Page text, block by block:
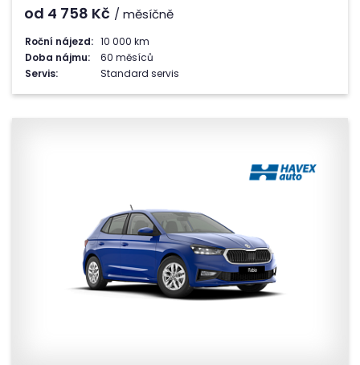
od 4 758 Kč / měsíčně
Roční nájezd: 10 000 km
Doba nájmu:
60 měsíců
Servis:
Standard servis